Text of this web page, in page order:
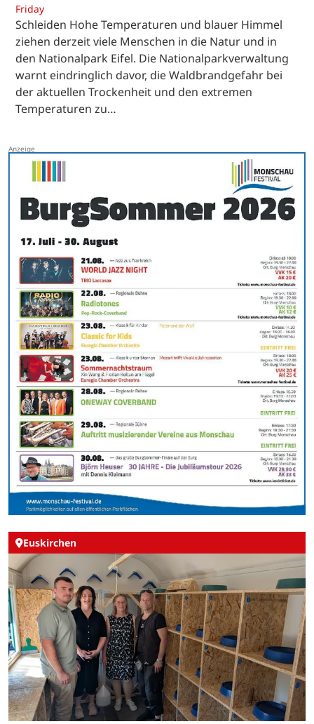
Friday
Schleiden Hohe Temperaturen und blauer Himmel
ziehen derzeit viele Menschen in die Natur und in
den Nationalpark Eifel. Die Nationalparkverwaltung
warnt eindringlich davor, die Waldbrandgefahr bei
der aktuellen Trockenheit und den extremen
Temperaturen zu…
Euskirchen